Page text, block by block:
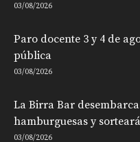
03/08/2026
Paro docente 3 y 4 de
pública
03/08/2026
La Birra Bar
hamburguesas y
03/08/2026